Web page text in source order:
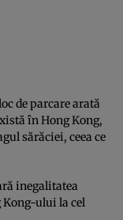
de parcare arată
în Hong Kong,
sărăciei, ceea ce
inegalitatea
ului la cel